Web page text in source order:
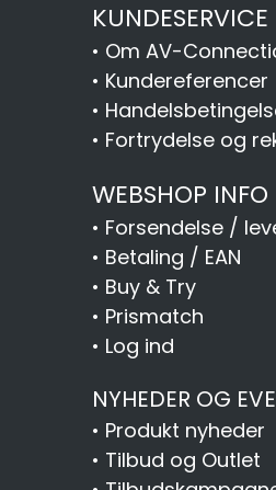
KUNDESERVICE
• Om AV-
• Kundereferencer
•
• Fortrydelse og
WEBSHOP INFO
• Forsendelse /
• Betaling / EAN
• Buy & Try
• Prismatch
• Log ind
NYHEDER OG
• Produkt nyheder
• Tilbud og Outlet